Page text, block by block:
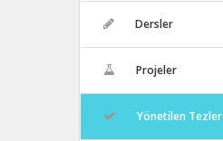
Dersler
Projeler
Yönetilen Tezler